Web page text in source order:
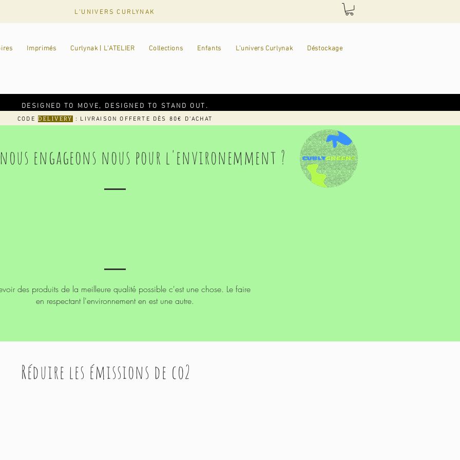
L'UNIVERS CURLYNAK
Imprimés Curlynak | L'ATELIER Collections Enfants L'univers Curlynak Déstockage
DESIGNED TO MOVE, DESIGNED TO STAND OUT.
CODEDELIVERY : LIVRAISON OFFERTE DÈS 80€ D'ACHAT
engageons nous pour l'environemment ?
des produits de la meilleure qualité possible c'est une chose. Le faire
en respectantl'environnement en est une autre.
Réduire les émissions de co2